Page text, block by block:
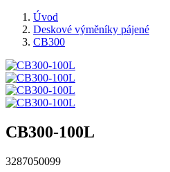
Úvod
Deskové výměníky pájené
CB300
CB300-100L
3287050099